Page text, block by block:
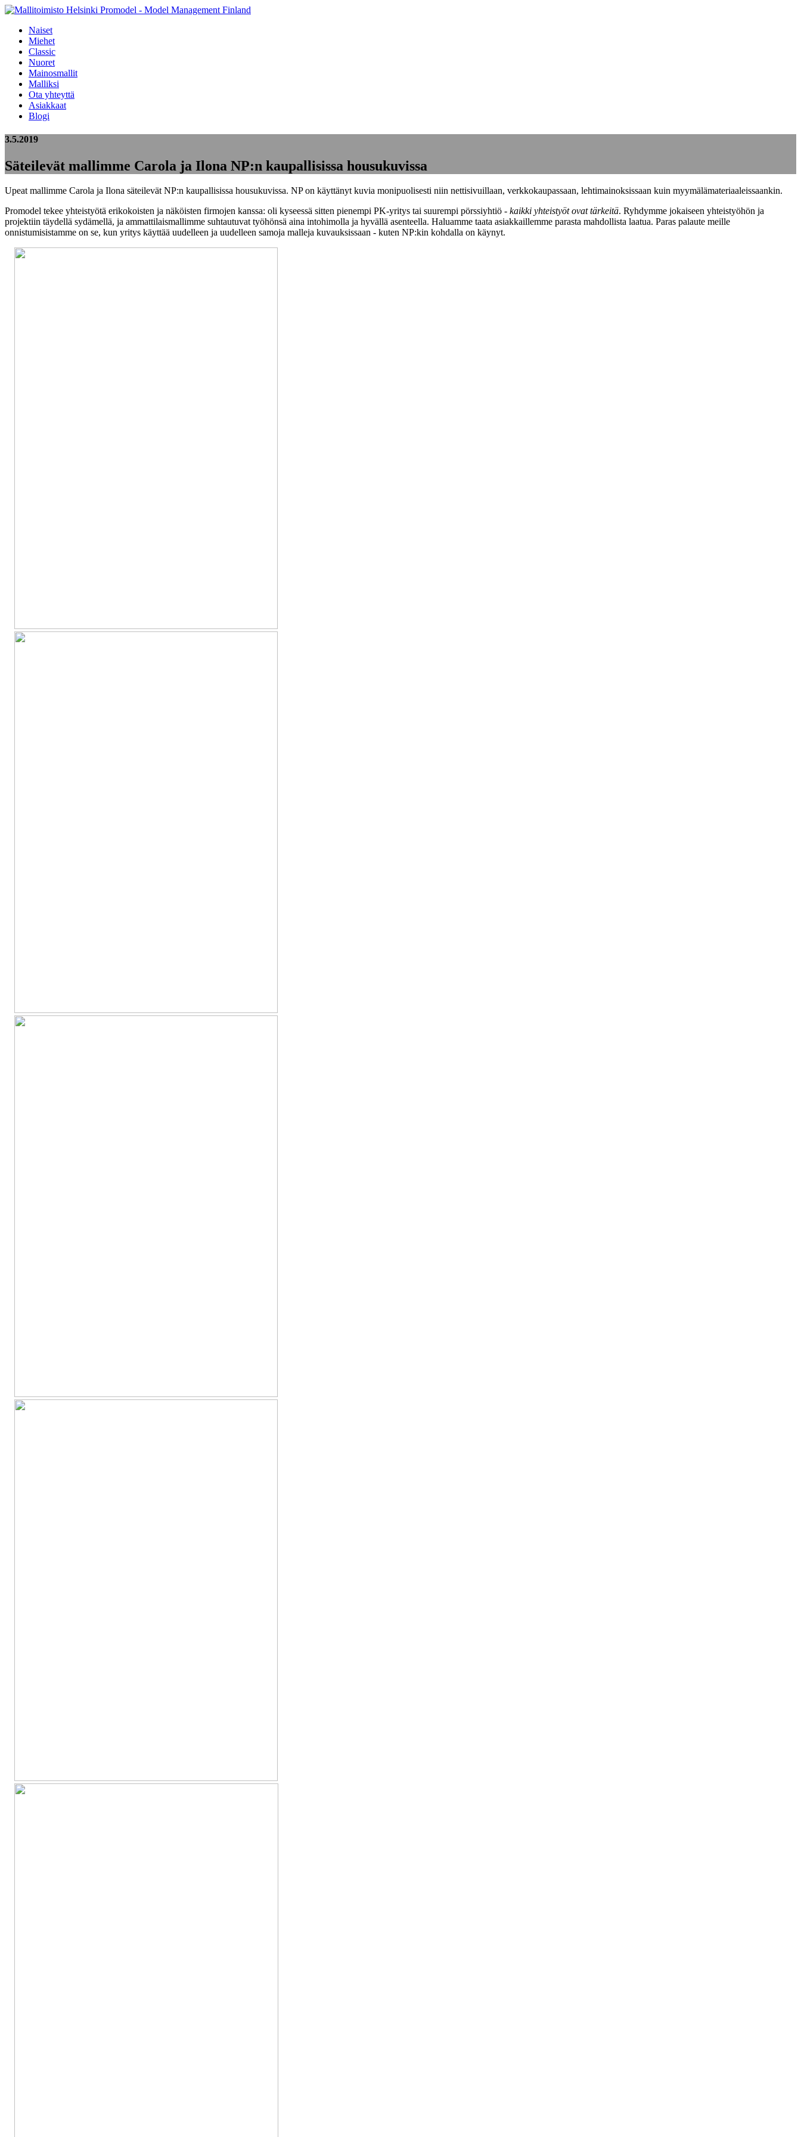
Naiset
Miehet
Classic
Nuoret
Mainosmallit
Malliksi
Ota yhteyttä
Asiakkaat
Blogi
3.5.2019
Säteilevät mallimme Carola ja Ilona NP:n kaupallisissa housukuvissa
Upeat mallimme Carola ja Ilona säteilevät NP:n kaupallisissa housukuvissa. NP on käyttänyt kuvia monipuolisesti niin nettisivuillaan, verkkokaupassaan, lehtimainoksissaan kuin myymälämateriaaleissaankin.
Promodel tekee yhteistyötä erikokoisten ja näköisten firmojen kanssa: oli kyseessä sitten pienempi PK-yritys tai suurempi pörssiyhtiö - kaikki yhteistyöt ovat tärkeitä. Ryhdymme jokaiseen yhteistyöhön ja
projektiin täydellä sydämellä, ja ammattilaismallimme suhtautuvat työhönsä aina intohimolla ja hyvällä asenteella. Haluamme taata asiakkaillemme parasta mahdollista laatua. Paras palaute meille
onnistumisistamme on se, kun yritys käyttää uudelleen ja uudelleen samoja malleja kuvauksissaan - kuten NP:kin kohdalla on käynyt.